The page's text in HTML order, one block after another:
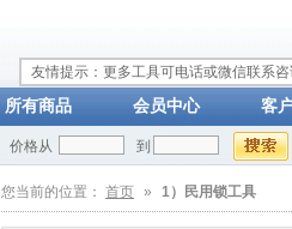
友情提示：更多工具可电话或微信联系
所有商品 会员中心 客
价格从 到
您当前的位置： 首页 » 1）民用锁工具